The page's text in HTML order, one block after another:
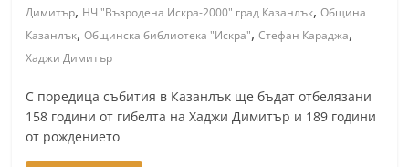
о
а
с
т
Димитър, НЧ "Възродена Искра-2000" град Казанлък,Община
Казанлък,Общинска библиотека "Искра",Стефан Караджа,
Хаджи Димитър
С поредица събития в Казанлък ще бъдат отбелязани
158 години от гибелта на Хаджи Димитър и 189 години
от рождението